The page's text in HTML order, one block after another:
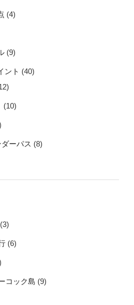
(4)
(9)
ント (40)
(10)
ーパス (8)
(3)
(6)
コック島 (9)